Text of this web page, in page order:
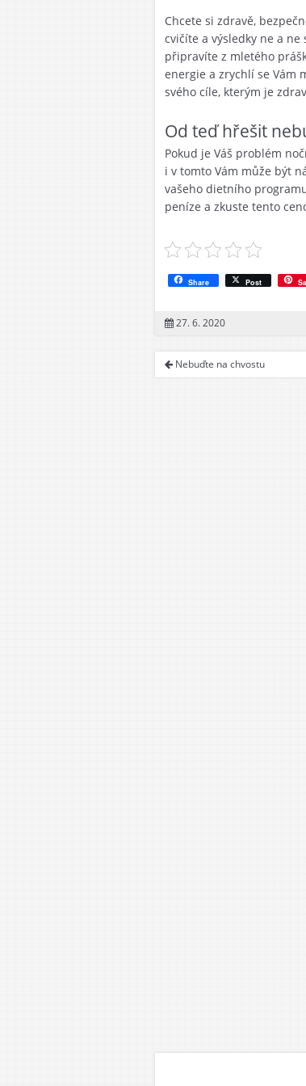
Chcete si zdravě,
cvičíte a výsledky ne a
připravíte z mletého
energie a zrychlí se Vám
svého cíle, kterým je
Od teď hřešit
Pokud je Váš problém
i v tomto Vám může být
vašeho dietního
peníze a zkuste tento
Share Post
27. 6. 2020
Nebuďte na chvostu